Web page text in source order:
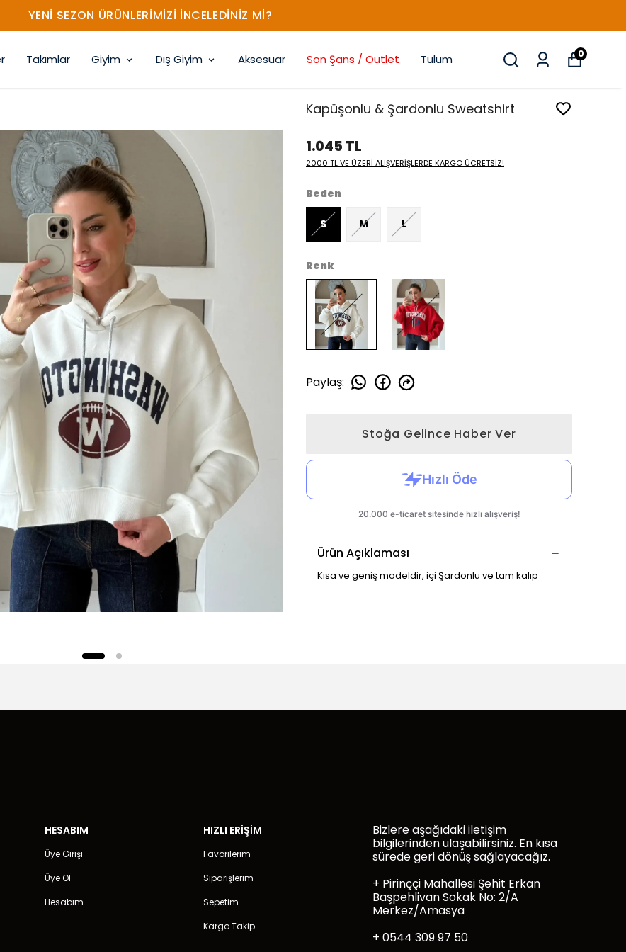
YENİ SEZON ÜRÜNLERİMİZİ İNCELEDİNİZ Mİ?
Takımlar Giyim Dış Giyim Aksesuar Son Şans / Outlet Tulum 0
Kapüşonlu & Şardonlu Sweatshirt
1.045 TL
2000 TL VE ÜZERİ ALIŞVERİŞLERDE KARGO ÜCRETSİZ!
Beden
S M L
Renk
Paylaş:
Stoğa Gelince Haber Ver
Ürün Açıklaması
Kısa ve geniş modeldir, içi Şardonlu ve tam kalıp
HESABIM
Üye Girişi
Üye Ol
Hesabım
HIZLI ERİŞİM
Favorilerim
Siparişlerim
Sepetim
Kargo Takip
Bizlere aşağıdaki iletişim
bilgilerinden ulaşabilirsiniz. En kısa
sürede geri dönüş sağlayacağız.
+ Pirinççi Mahallesi Şehit Erkan
Başpehlivan Sokak No: 2/A
Merkez/Amasya
+ 0544 309 97 50